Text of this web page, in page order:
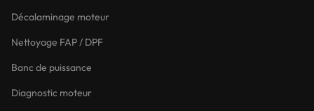
Décalaminage moteur
Nettoyage FAP / DPF
Banc de puissance
Diagnostic moteur